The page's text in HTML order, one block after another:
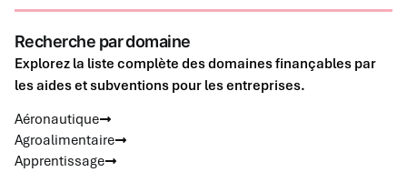
Recherche par domaine
Explorez la liste complète des domaines finançables par
les aides et subventions pour les entreprises.
Aéronautique
Agroalimentaire
Apprentissage